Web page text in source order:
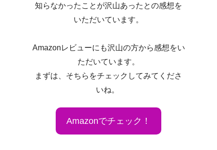
知らなかったことが沢山あったとの感想を
いただいています。
Amazonレビューにも沢山の方から感想をい
ただいています。
まずは、そちらをチェックしてみてくださ
いね。
Amazonでチェック！